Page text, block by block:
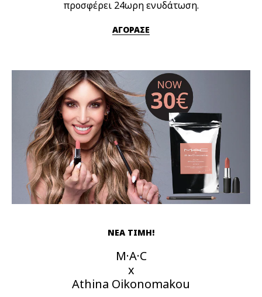
προσφέρει 24ωρη ενυδάτωση.
ΑΓΟΡΑΣΕ
ΝΕΑ ΤΙΜΗ!
M·A·C
x
Athina Oikonomakou